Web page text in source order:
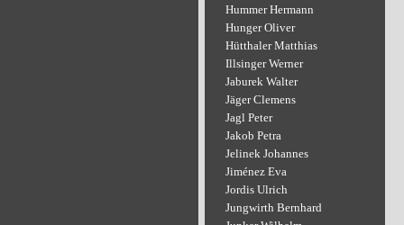
Hummer Hermann
Hunger Oliver
Hütthaler Matthias
Illsinger Werner
Jaburek Walter
Jäger Clemens
Jagl Peter
Jakob Petra
Jelinek Johannes
Jiménez Eva
Jordis Ulrich
Jungwirth Bernhard